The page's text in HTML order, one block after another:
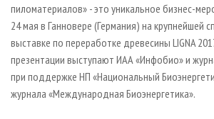
ПРОИЗВОДСТВО ДРЕВЕСНЫХ ПЛИТ
ДЕРЕВЯННОЕ ДОМОСТРОЕНИЕ
ПРОИЗВОДСТВО МЕБЕЛИ
БИОЭНЕРГЕТИКА
МОБИЛЬНЫЕ ВЫСТАВКИ
ОФИЦИАЛЬНЫЕ ДЕЛЕГАЦИИ
ПРИОРИТЕТНЫЕ ИНВЕСТПРОЕКТЫ
RUSSIAN FORESTRY REVIEW
РЕКЛАМА НА САЙТЕ
пиломатериалов» - это уникальное бизнес-
24 мая в Ганновере (Германия) на крупнейшей
выставке по переработке древесины LIGNA
презентации выступают ИАА «Инфобио» и
при поддержке НП «Национальный
журнала «Международная Биоэнергетика».